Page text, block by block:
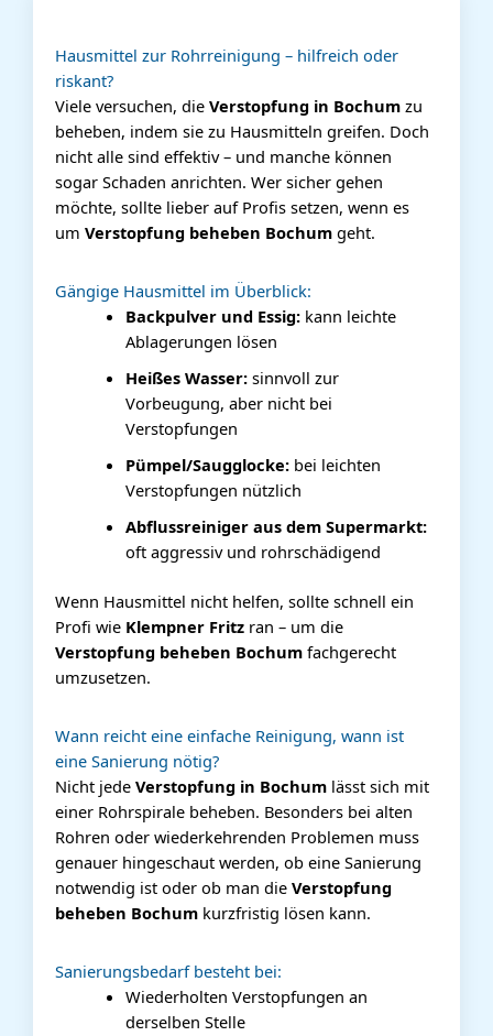
Hausmittel zur Rohrreinigung – hilfreich oder
riskant?
Viele versuchen, die Verstopfung in Bochum zu
beheben, indem sie zu Hausmitteln greifen. Doch
nicht alle sind effektiv – und manche können
sogar Schaden anrichten. Wer sicher gehen
möchte, sollte lieber auf Profis setzen, wenn es
um Verstopfung beheben Bochum geht.
Gängige Hausmittel im Überblick:
Backpulver und Essig:kann leichte
Ablagerungen lösen
Heißes Wasser:sinnvoll zur
Vorbeugung, aber nicht bei
Verstopfungen
Pümpel/Saugglocke:bei leichten
Verstopfungen nützlich
Abflussreiniger aus dem Supermarkt:
oft aggressiv und rohrschädigend
Wenn Hausmittel nicht helfen, sollte schnell ein
Profi wie Klempner Fritz ran – um die
Verstopfung beheben Bochum fachgerecht
umzusetzen.
Wann reicht eine einfache Reinigung, wann ist
eine Sanierung nötig?
Nicht jede Verstopfung in Bochum lässt sich mit
einer Rohrspirale beheben. Besonders bei alten
Rohren oder wiederkehrenden Problemen muss
genauer hingeschaut werden, ob eine Sanierung
notwendig ist oder ob man die Verstopfung
beheben Bochum kurzfristig lösen kann.
Sanierungsbedarf besteht bei:
Wiederholten Verstopfungen an
derselben Stelle